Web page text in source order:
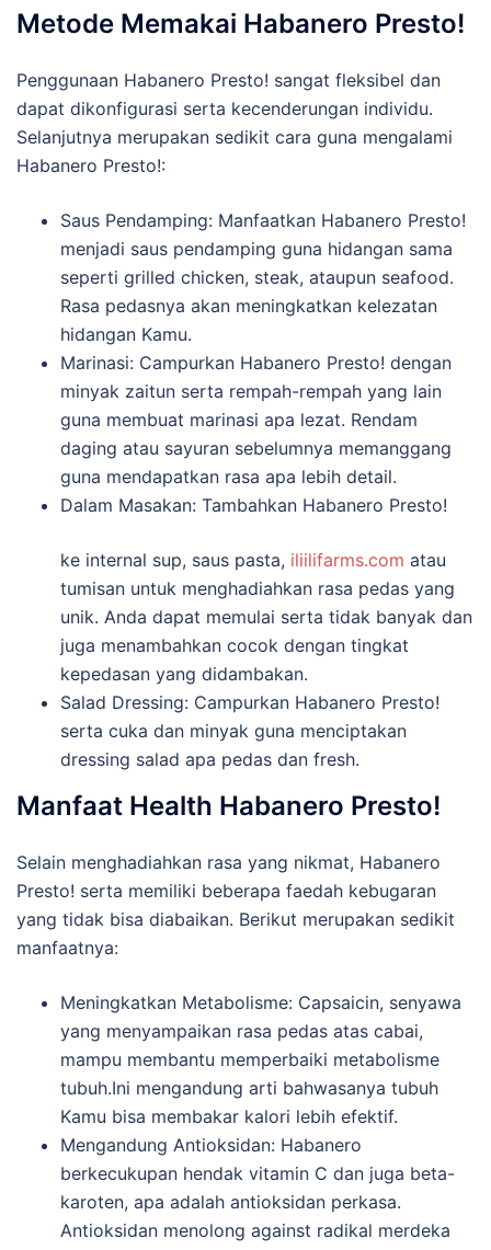
Metode Memakai Habanero Presto!
Penggunaan Habanero Presto! sangat fleksibel dan
dapat dikonfigurasi serta kecenderungan individu.
Selanjutnya merupakan sedikit cara guna mengalami
Habanero Presto!:
Saus Pendamping: Manfaatkan Habanero Presto!
menjadi saus pendamping guna hidangan sama
seperti grilled chicken, steak, ataupun seafood.
Rasa pedasnya akan meningkatkan kelezatan
hidangan Kamu.
Marinasi: Campurkan Habanero Presto! dengan
minyak zaitun serta rempah-rempah yang lain
guna membuat marinasi apa lezat. Rendam
daging atau sayuran sebelumnya memanggang
guna mendapatkan rasa apa lebih detail.
Dalam Masakan: Tambahkan Habanero Presto!
ke internal sup, saus pasta, iliilifarms.com atau
tumisan untuk menghadiahkan rasa pedas yang
unik. Anda dapat memulai serta tidak banyak dan
juga menambahkan cocok dengan tingkat
kepedasan yang didambakan.
Salad Dressing: Campurkan Habanero Presto!
serta cuka dan minyak guna menciptakan
dressing salad apa pedas dan fresh.
Manfaat Health Habanero Presto!
Selain menghadiahkan rasa yang nikmat, Habanero
Presto! serta memiliki beberapa faedah kebugaran
yang tidak bisa diabaikan. Berikut merupakan sedikit
manfaatnya:
Meningkatkan Metabolisme: Capsaicin, senyawa
yang menyampaikan rasa pedas atas cabai,
mampu membantu memperbaiki metabolisme
tubuh.Ini mengandung arti bahwasanya tubuh
Kamu bisa membakar kalori lebih efektif.
Mengandung Antioksidan: Habanero
berkecukupan hendak vitamin C dan juga beta-
karoten, apa adalah antioksidan perkasa.
Antioksidan menolong against radikal merdeka